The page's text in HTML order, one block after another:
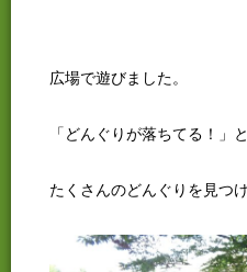
広場で遊びました。
「どんぐりが落ちてる！」と
たくさんのどんぐりを見つ